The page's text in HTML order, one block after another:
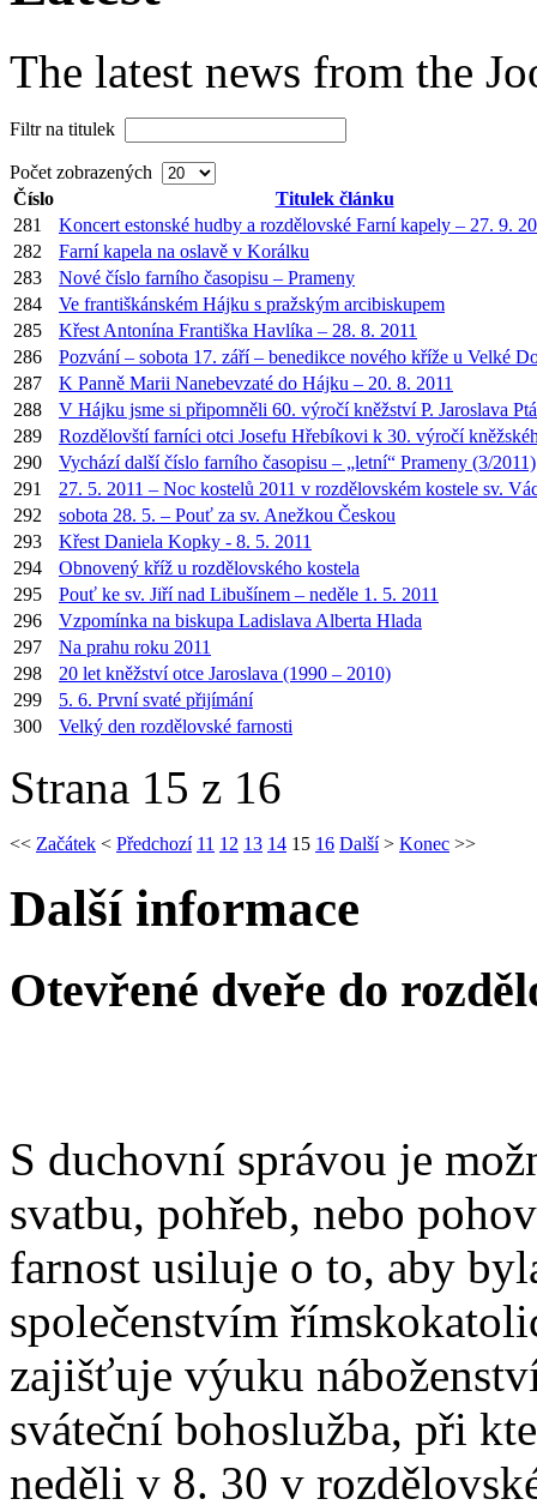
The latest news from the
Filtr na titulek
Počet zobrazených
Číslo
Titulek článku
281
Koncert estonské hudby a rozdělovské Farní kapely – 27. 9.
282
Farní kapela na oslavě v Korálku
283
Nové číslo farního časopisu – Prameny
284
Ve františkánském Hájku s pražským arcibiskupem
285
Křest Antonína Františka Havlíka – 28. 8. 2011
286
Pozvání – sobota 17. září – benedikce nového kříže u Velké
287
K Panně Marii Nanebevzaté do Hájku – 20. 8. 2011
288
V Hájku jsme si připomněli 60. výročí kněžství P. Jaroslava
289
Rozdělovští farníci otci Josefu Hřebíkovi k 30. výročí
290
Vychází další číslo farního časopisu – „letní“ Prameny (3/2011)
291
27. 5. 2011 – Noc kostelů 2011 v rozdělovském kostele sv.
292
sobota 28. 5. – Pouť za sv. Anežkou Českou
293
Křest Daniela Kopky - 8. 5. 2011
294
Obnovený kříž u rozdělovského kostela
295
Pouť ke sv. Jiří nad Libušínem – neděle 1. 5. 2011
296
Vzpomínka na biskupa Ladislava Alberta Hlada
297
Na prahu roku 2011
298
20 let kněžství otce Jaroslava (1990 – 2010)
299
5. 6. První svaté přijímání
300
Velký den rozdělovské farnosti
Strana 15 z 16
<< Začátek < Předchozí 11 12 13 14 15 16 Další> Konec >>
Další informace
Otevřené dveře do
S duchovní správou je
svatbu, pohřeb, nebo
farnost usiluje o to, aby
společenstvím
zajišťuje výuku
sváteční bohoslužba, při
neděli v 8. 30 v